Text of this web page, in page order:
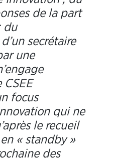
de la part
du
secrétaire
une
CSEE
focus
qui ne
le recueil
en « standby »
des